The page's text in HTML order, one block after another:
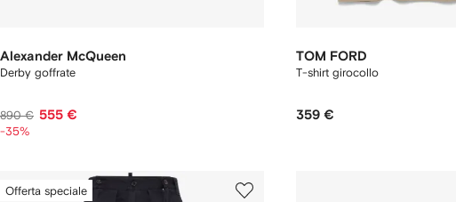
Alexander McQueen
Derby goffrate
890 € 555 €
-35%
TOM FORD
T-shirt girocollo
359 €
Offerta speciale